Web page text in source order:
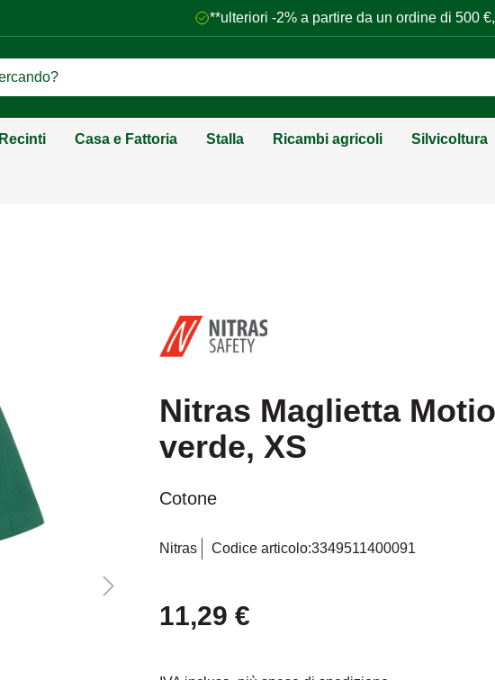
**ulteriori -2% a partire da un ordine di 500
Recinti Casa e Fattoria Stalla Ricambi agricoli Silvicoltura
Nitras Maglietta
verde, XS
Cotone
Nitras Codice articolo:3349511400091
11,29 €